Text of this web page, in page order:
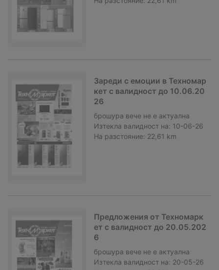
Зареди с емоции в Техномар
кет с валидност до 10.06.20
26
брошура вече не е актуална
Изтекла валидност на: 10-06-26
На разстояние: 22,61 km
Предложения от Техномарк
ет с валидност до 20.05.202
6
брошура вече не е актуална
Изтекла валидност на: 20-05-26